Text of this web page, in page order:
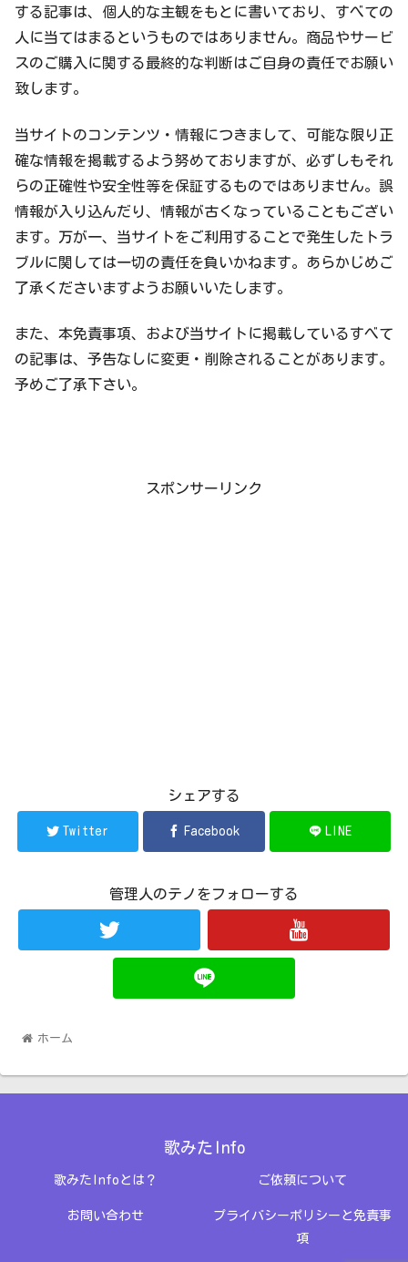
する記事は、個人的な主観をもとに書いており、すべての
人に当てはまるというものではありません。商品やサービ
スのご購入に関する最終的な判断はご自身の責任でお願い
致します。
当サイトのコンテンツ・情報につきまして、可能な限り正
確な情報を掲載するよう努めておりますが、必ずしもそれ
らの正確性や安全性等を保証するものではありません。誤
情報が入り込んだり、情報が古くなっていることもござい
ます。万が一、当サイトをご利用することで発生したトラ
ブルに関しては一切の責任を負いかねます。あらかじめご
了承くださいますようお願いいたします。
また、本免責事項、および当サイトに掲載しているすべて
の記事は、予告なしに変更・削除されることがあります。
予めご了承下さい。
スポンサーリンク
シェアする
Twitter Facebook LINE
管理人のテノをフォローする
ホーム
歌みたInfo
歌みたInfoとは？ ご依頼について
お問い合わせ
プライバシーポリシーと免責事
項